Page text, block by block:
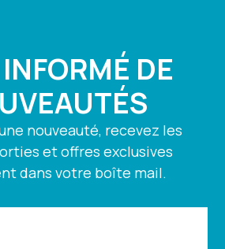
DE
nouveauté, recevez les
et offres exclusives
dans votre boîte mail.